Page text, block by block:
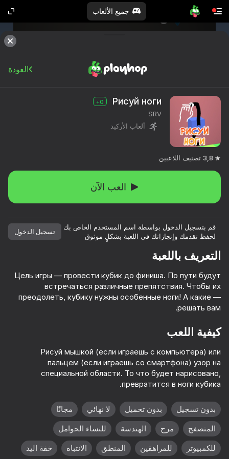
جميع الألعاب
الهروب من الليزر Sniper Shot: Bullet Time
Fast and Thick
34
Simulator
العودة
Рисуй ноги
0+
SRV
ألعاب الأركيد
3,8 تصنيف اللاعبين
العب الآن
قم بتسجيل الدخول بواسطة اسم المستخدم الخاص بك
لحفظ تقدمك وإنجازاتك في اللعبة بشكلٍ موثوق
تسجيل الدخول
التعريف باللعبة
Цель игры — провести кубик до финиша. По пути будут
встречаться различные препятствия. Чтобы их
преодолеть, кубику нужны особенные ноги! А какие —
решать вам.
كيفية اللعب
Рисуй мышкой (если играешь с компьютера) или
пальцем (если играешь со смартфона) узор на
специальной области. То что будет нарисовано,
превратится в ноги кубика.
بدون تسجيل بدون تحميل لا نهائي
مجانًا
المتصفح
مرح الهندسة
للنساء الحوامل
للكمبيوتر
للمراهقين المنطق الانتباه خفة اليد